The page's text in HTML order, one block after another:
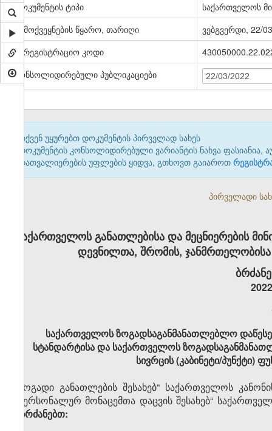
დოკუმენტის ტიპი
საქართველოს
გამოქვეყნების წყარო, თარიღი
ვებგვერდი, 22/
სარეგისტრაციო კოდი
კონსოლიდირებული პუბლიკაციები
22/03/2022
თქვენ უყურებთ დოკუმენტის პირველად სახეს
დოკუმენტის კონსოლიდირებული ვარიანტის ნახვა ფასიანია,
დათვალიერების უფლების ყიდვა, გთხოვთ გაიაროთ
პირველადი
საქართველოს განათლებისა და მეცნიერების
დევნილთა, შრომის,
საქართველოს ზოგადსაგანმანათლებლო
სტანდარტისა და საქართველოს
სივრცის (კაბინეტი/პუნქტი)
„ზოგადი განათლების შესახებ“ საქართველოს
„პერსონალურ მონაცემთა დაცვის შესახებ“
ვბრძანებთ: